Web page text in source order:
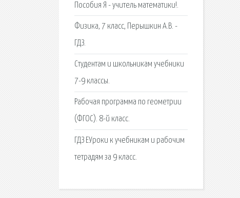
Пособия Я - учитель математики!.
Физика, 7 класс, Перышкин А.В. -
ГДЗ.
Студентам и школьникам учебники
7-9 классы.
Рабочая программа по геометрии
(ФГОС). 8-й класс.
ГДЗ ЕУроки к учебникам и рабочим
тетрадям за 9 класс.